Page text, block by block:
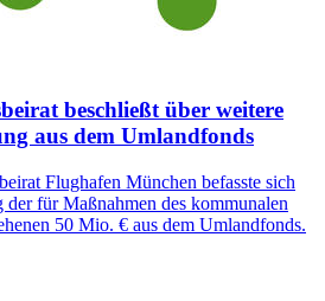
beschließt über weitere
aus dem Umlandfonds
Flughafen München befasste sich
für Maßnahmen des kommunalen
50 Mio. € aus dem Umlandfonds.